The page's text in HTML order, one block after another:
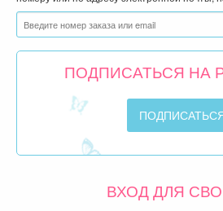
ПОДПИСАТЬСЯ НА
ВХОД ДЛЯ